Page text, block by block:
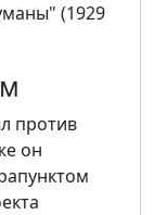
(1929
против
он